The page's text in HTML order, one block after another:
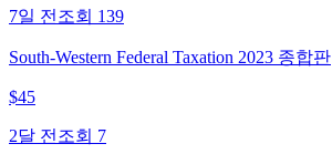
7일 전 조회 139
South-Western Federal Taxation 2023 종합판
$45
2달 전 조회 7